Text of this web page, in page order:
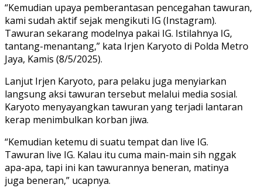
“Kemudian upaya pemberantasan pencegahan tawuran,
kami sudah aktif sejak mengikuti IG (Instagram).
Tawuran sekarang modelnya pakai IG. Istilahnya IG,
tantang-menantang,” kata Irjen Karyoto di Polda Metro
Jaya, Kamis (8/5/2025).
Lanjut Irjen Karyoto, para pelaku juga menyiarkan
langsung aksi tawuran tersebut melalui media sosial.
Karyoto menyayangkan tawuran yang terjadi lantaran
kerap menimbulkan korban jiwa.
“Kemudian ketemu di suatu tempat dan live IG.
Tawuran live IG. Kalau itu cuma main-main sih nggak
apa-apa, tapi ini kan tawurannya beneran, matinya
juga beneran,” ucapnya.